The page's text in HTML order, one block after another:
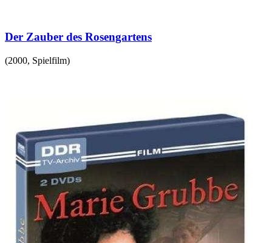
Der Zauber des Rosengartens
(2000, Spielfilm)